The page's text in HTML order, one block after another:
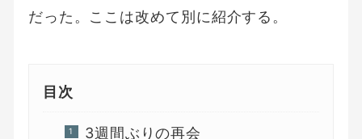
だった。ここは改めて別に紹介する。
目次
3週間ぶりの再会